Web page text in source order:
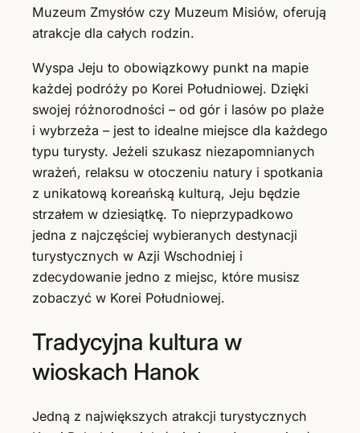
Muzeum Zmysłów czy Muzeum Misiów, oferują
atrakcje dla całych rodzin.
Wyspa Jeju to obowiązkowy punkt na mapie
każdej podróży po Korei Południowej. Dzięki
swojej różnorodności – od gór i lasów po plaże
i wybrzeża – jest to idealne miejsce dla każdego
typu turysty. Jeżeli szukasz niezapomnianych
wrażeń, relaksu w otoczeniu natury i spotkania
z unikatową koreańską kulturą, Jeju będzie
strzałem w dziesiątkę. To nieprzypadkowo
jedna z najczęściej wybieranych destynacji
turystycznych w Azji Wschodniej i
zdecydowanie jedno z miejsc, które musisz
zobaczyć w Korei Południowej.
Tradycyjna kultura w
wioskach Hanok
Jedną z największych atrakcji turystycznych